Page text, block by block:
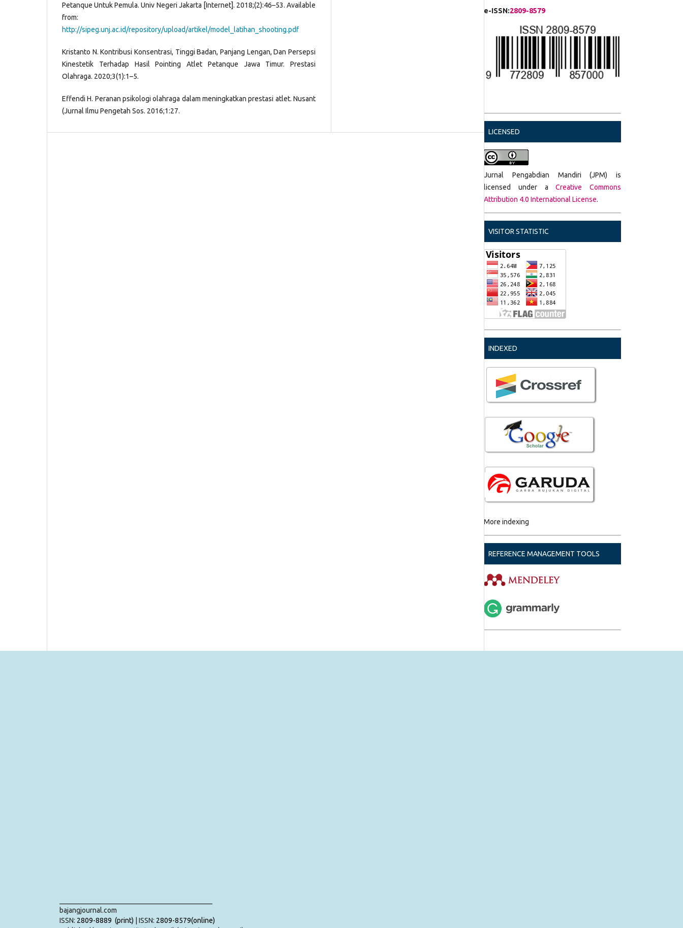
Petanque Untuk Pemula. Univ Negeri Jakarta [Internet]. 2018;(2):46–53. Available
from:
http://sipeg.unj.ac.id/repository/upload/artikel/model_latihan_shooting.pdf
Kristanto N. Kontribusi Konsentrasi, Tinggi Badan, Panjang Lengan, Dan Persepsi
Kinestetik Terhadap Hasil Pointing Atlet Petanque Jawa Timur. Prestasi
Olahraga. 2020;3(1):1–5.
Effendi H. Peranan psikologi olahraga dalam meningkatkan prestasi atlet. Nusant
(Jurnal Ilmu Pengetah Sos. 2016;1:27.
e-ISSN:2809-8579
LICENSED
Jurnal Pengabdian Mandiri (JPM) is
licensed under aCreative Commons
Attribution 4.0 International License.
VISITOR STATISTIC
INDEXED
More indexing
REFERENCE MANAGEMENT TOOLS
bajangjournal.com
ISSN: 2809-8889 (print) | ISSN: 2809-8579(online)